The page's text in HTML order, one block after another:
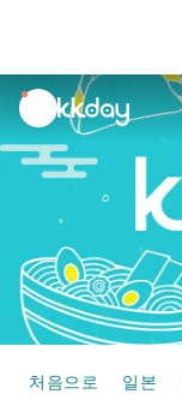
unread
notifications
처음으로 일본